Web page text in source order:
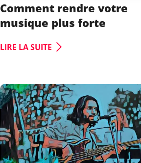
Comment rendre votre
musique plus forte
LIRE LA SUITE